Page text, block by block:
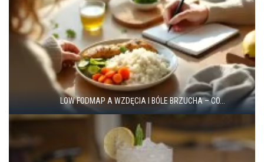
LOW FODMAP A WZDĘCIA I BÓLE BRZUCHA – CO...